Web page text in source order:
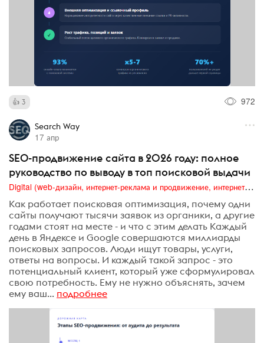
3 972
Search Way
17 апр
SEO-продвижение сайта в 2026 году: полное
руководство по выводу в топ поисковой выдачи
Digital (web-дизайн, интернет-реклама и продвижение, интернет-сообщества и блоги, интернет-коммуникации, мобильный маркетинг, реклама на цифровых экранах)
Как работает поисковая оптимизация, почему одни
сайты получают тысячи заявок из органики, а другие
годами стоят на месте - и что с этим делать Каждый
день в Яндексе и Google совершаются миллиарды
поисковых запросов. Люди ищут товары, услуги,
ответы на вопросы. И каждый такой запрос - это
потенциальный клиент, который уже сформулировал
свою потребность. Ему не нужно объяснять, зачем
ему ваш... подробнее